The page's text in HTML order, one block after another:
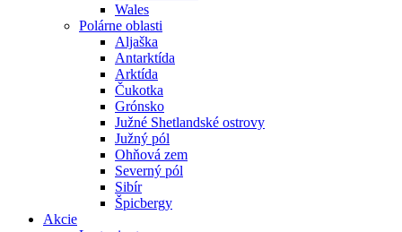
Wales
Polárne oblasti
Aljaška
Antarktída
Arktída
Čukotka
Grónsko
Južné Shetlandské ostrovy
Južný pól
Ohňová zem
Severný pól
Sibír
Špicbergy
Akcie